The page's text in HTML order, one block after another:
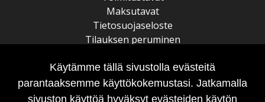
Maksutavat
Tietosuojaseloste
Tilauksen peruminen
Käytämme tällä sivustolla evästeitä
parantaaksemme käyttökokemustasi. Jatkamalla
sivuston käyttöä hyväksyt evästeiden käytön